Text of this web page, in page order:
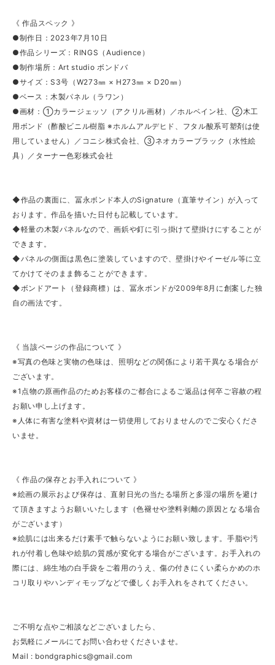
《 作品スペック 》
●制作日：2023年7月10日
●作品シリーズ：RINGS（Audience）
●制作場所：Art studio ボンドバ
●サイズ：S3号（W273㎜ × H273㎜ × D20㎜）
●ベース：木製パネル（ラワン）
●画材：①カラージェッソ（アクリル画材）／ホルベイン社、②木工
用ボンド（酢酸ビニル樹脂 ※ホルムアルデヒド、フタル酸系可塑剤は使
用していません）／コニシ株式会社、③ネオカラーブラック（水性絵
具）／ターナー色彩株式会社
◆作品の裏面に、冨永ボンド本人のSignature（直筆サイン）が入って
おります。作品を描いた日付も記載しています。
◆軽量の木製パネルなので、画鋲や釘に引っ掛けて壁掛けにすることが
できます。
◆パネルの側面は黒色に塗装していますので、壁掛けやイーゼル等に立
てかけてそのまま飾ることができます。
◆ボンドアート（登録商標）は、冨永ボンドが2009年8月に創案した独
自の画法です。
《 当該ページの作品について 》
※写真の色味と実物の色味は、照明などの関係により若干異なる場合が
ございます。
※1点物の原画作品のためお客様のご都合によるご返品は何卒ご容赦の程
お願い申し上げます。
※人体に有害な塗料や資材は一切使用しておりませんのでご安心くださ
いませ。
《 作品の保存とお手入れについて 》
※絵画の展示および保存は、直射日光の当たる場所と多湿の場所を避け
て頂きますようお願いいたします（色褪せや塗料剥離の原因となる場合
がございます）
※絵肌には出来るだけ素手で触らないようにお願い致します。手脂や汚
れが付着し色味や絵肌の質感が変化する場合がございます。お手入れの
際には、綿生地の白手袋をご着用のうえ、傷の付きにくい柔らかめのホ
コリ取りやハンディモップなどで優しくお手入れをされてください。
ご不明な点やご相談などございましたら、
お気軽にメールにてお問い合わせくださいませ。
Mail : bondgraphics@gmail.com